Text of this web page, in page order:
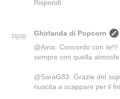
Rispondi
Ghirlanda di Popcorn
@Aina: Concordo con
sempre con quella
@SaraG83: Grazie del
riuscita a scappare per il